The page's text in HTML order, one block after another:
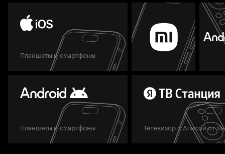
Планшеты и смартфоны
Планшеты и смартфоны Телевизор с Алисой от